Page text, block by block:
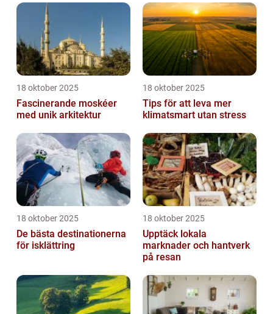
18 oktober 2025
Fascinerande moskéer
med unik arkitektur
18 oktober 2025
Tips för att leva mer
klimatsmart utan stress
18 oktober 2025
De bästa destinationerna
för isklättring
18 oktober 2025
Upptäck lokala
marknader och hantverk
på resan